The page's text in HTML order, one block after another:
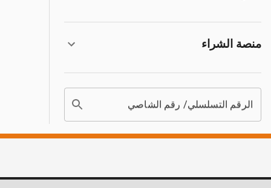
منصة الشراء
الرقم التسلسلي/ رقم الشاصي